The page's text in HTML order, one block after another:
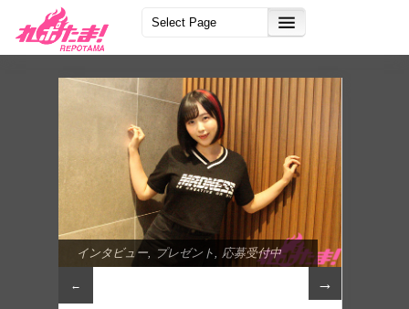
インタビュー プレゼント 応募受付中
← →